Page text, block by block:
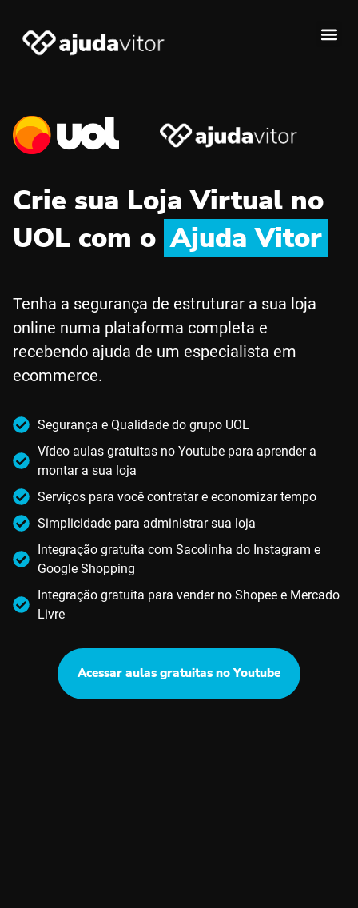
Crie sua Loja Virtual no
UOL com o Ajuda Vitor
Tenha a segurança de estruturar a sua loja
online numa plataforma completa e
recebendo ajuda de um especialista em
ecommerce.
Segurança e Qualidade do grupo UOL
Vídeo aulas gratuitas no Youtube para aprender a
montar a sua loja
Serviços para você contratar e economizar tempo
Simplicidade para administrar sua loja
Integração gratuita com Sacolinha do Instagram e
Google Shopping
Integração gratuita para vender no Shopee e Mercado
Livre
Acessar aulas gratuitas no Youtube